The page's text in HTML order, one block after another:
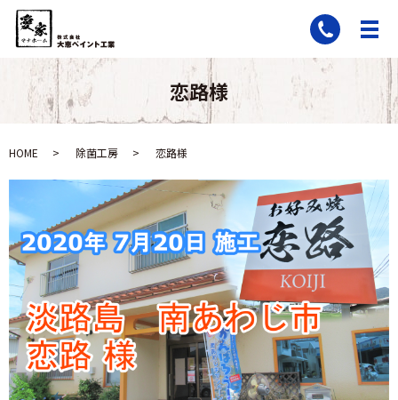
恋路様
HOME 除菌工房 恋路様